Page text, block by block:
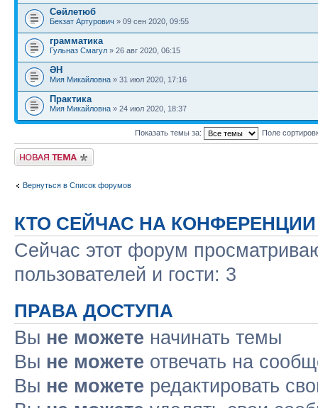
Сөйлетюб
Бекзат Артурович » 09 сен 2020, 09:55
грамматика
Гульназ Смагул » 26 авг 2020, 06:15
ӘН
Мия Микайловна » 31 июл 2020, 17:16
Практика
Мия Микайловна » 24 июл 2020, 18:37
Показать темы за: Поле
Новая тема
Вернуться в Список форумов
КТО СЕЙЧАС НА КОНФЕРЕНЦИИ
Сейчас этот форум
пользователей и гости: 3
ПРАВА ДОСТУПА
Вы не можете начинать темы
Вы не можете отвечать на
Вы не можете редактировать